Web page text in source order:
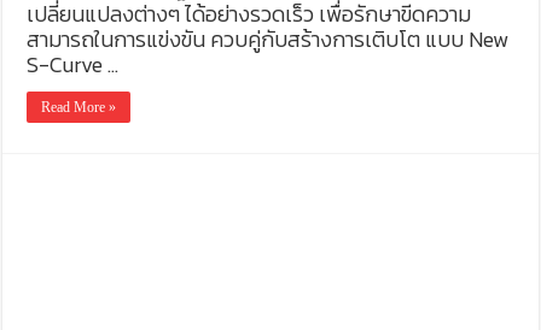
เปลี่ยนแปลงต่างๆ ได้อย่างรวดเร็ว เพื่อรักษาขีดความ
สามารถในการแข่งขัน ควบคู่กับสร้างการเติบโต แบบ New
S-Curve …
Read More »